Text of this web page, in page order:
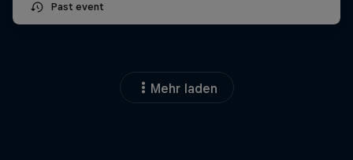
Past event
Mehr laden